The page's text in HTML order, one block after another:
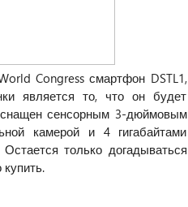
Congress смартфон DSTL1,
является то, что он будет
сенсорным 3-дюймовым
камерой и 4 гигабайтами
только догадываться